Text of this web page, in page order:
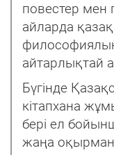
повестер мен
айларда
айтарлықтай
Бүгінде
кітапхана
бері ел
жаңа оқырман